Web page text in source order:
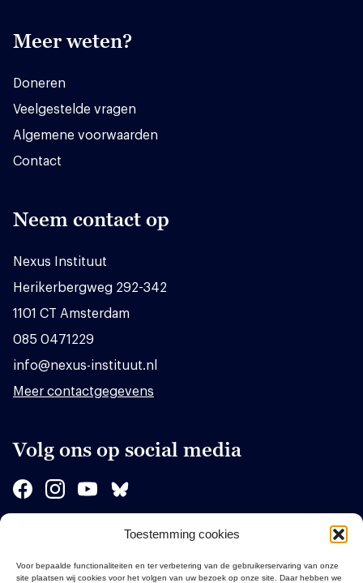
Toestemming cookies
Voor bepaalde functionaliteiten en ter verbetering van de gebruikerservaring van onze
site plaatsen wij cookies voor het volgen van uw bezoek op onze site. Daar hebben we
Meer weten?
Doneren
Veelgestelde vragen
Algemene voorwaarden
Contact
Neem contact op
Nexus Instituut
Herikerbergweg 292-342
1101 CT Amsterdam
085 0471229
info@nexus-instituut.nl
Meer contactgegevens
Volg ons op social media